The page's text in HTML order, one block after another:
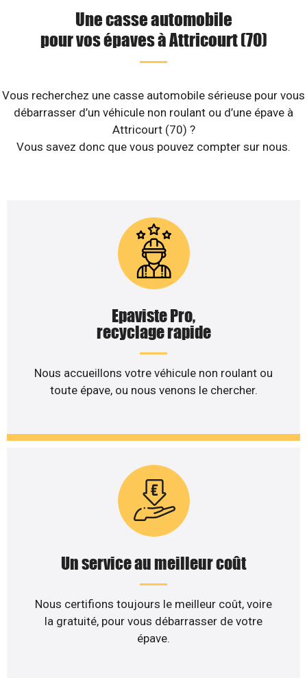
Une casse automobile
pour vos épaves à Attricourt (70)
Vous recherchez une casse automobile sérieuse pour vous
débarrasser d’un véhicule non roulant ou d’une épave à
Attricourt (70) ?
Vous savez donc que vous pouvez compter sur nous.
Epaviste Pro,
recyclage rapide
Nous accueillons votre véhicule non roulant ou
toute épave, ou nous venons le chercher.
Un service au meilleur coût
Nous certifions toujours le meilleur coût, voire
la gratuité, pour vous débarrasser de votre
épave.